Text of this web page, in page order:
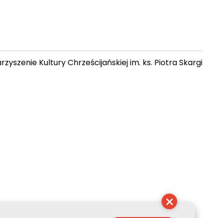
Kultury Chrześcijańskiej im. ks. Piotra Skargi
×